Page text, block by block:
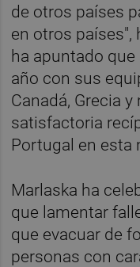
de otros países
en otros países",
ha apuntado
año con sus
Canadá, Grecia
satisfactoria
Portugal en esta
Marlaska ha
que lamentar
que evacuar de
personas con